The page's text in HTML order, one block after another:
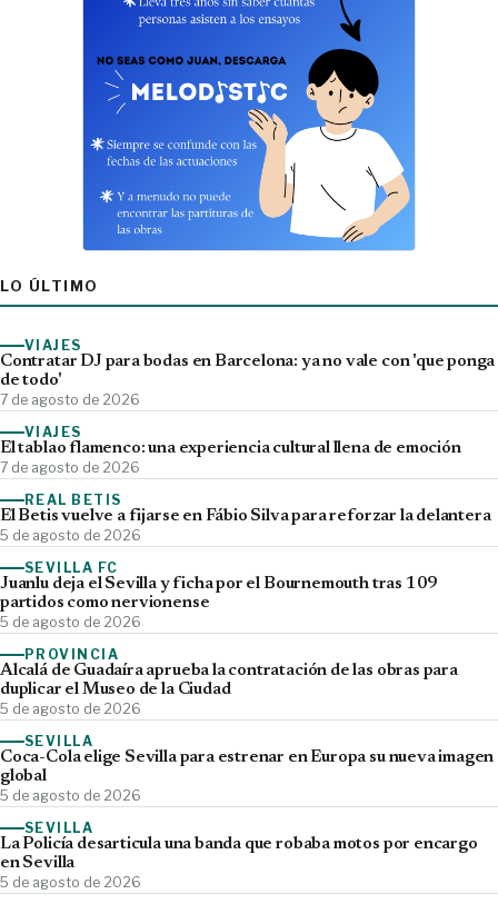
LO ÚLTIMO
VIAJES
Contratar DJ para bodas en Barcelona: ya no vale con 'que ponga
de todo'
7 de agosto de 2026
VIAJES
El tablao flamenco: una experiencia cultural llena de emoción
7 de agosto de 2026
REAL BETIS
El Betis vuelve a fijarse en Fábio Silva para reforzar la delantera
5 de agosto de 2026
SEVILLA FC
Juanlu deja el Sevilla y ficha por el Bournemouth tras 109
partidos como nervionense
5 de agosto de 2026
PROVINCIA
Alcalá de Guadaíra aprueba la contratación de las obras para
duplicar el Museo de la Ciudad
5 de agosto de 2026
SEVILLA
Coca-Cola elige Sevilla para estrenar en Europa su nueva imagen
global
5 de agosto de 2026
SEVILLA
La Policía desarticula una banda que robaba motos por encargo
en Sevilla
5 de agosto de 2026